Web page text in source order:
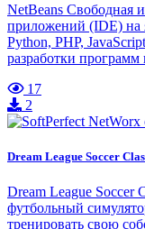
NetBeans Свободная
приложений (IDE) на
Python, PHP,
разработки
17
2
Dream League Soccer
Dream League
футбольный
тренировать свою